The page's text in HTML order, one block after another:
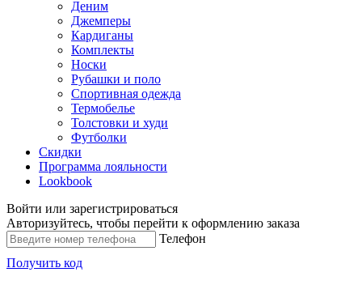
Деним
Джемперы
Кардиганы
Комплекты
Носки
Рубашки и поло
Спортивная одежда
Термобелье
Толстовки и худи
Футболки
Скидки
Программа лояльности
Lookbook
Войти или зарегистрироваться
Авторизуйтесь, чтобы перейти к оформлению заказа
Телефон
Получить код